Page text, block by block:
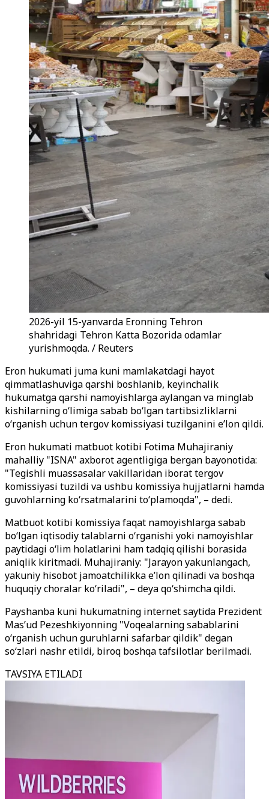
2026-yil 15-yanvarda Eronning Tehron
shahridagi Tehron Katta Bozorida odamlar
yurishmoqda. / Reuters
Eron hukumati juma kuni mamlakatdagi hayot
qimmatlashuviga qarshi boshlanib, keyinchalik
hukumatga qarshi namoyishlarga aylangan va minglab
kishilarning o‘limiga sabab bo‘lgan tartibsizliklarni
o‘rganish uchun tergov komissiyasi tuzilganini e’lon qildi.
Eron hukumati matbuot kotibi Fotima Muhajiraniy
mahalliy "ISNA" axborot agentligiga bergan bayonotida:
"Tegishli muassasalar vakillaridan iborat tergov
komissiyasi tuzildi va ushbu komissiya hujjatlarni hamda
guvohlarning ko‘rsatmalarini to‘plamoqda", – dedi.
Matbuot kotibi komissiya faqat namoyishlarga sabab
bo‘lgan iqtisodiy talablarni o‘rganishi yoki namoyishlar
paytidagi o‘lim holatlarini ham tadqiq qilishi borasida
aniqlik kiritmadi. Muhajiraniy: "Jarayon yakunlangach,
yakuniy hisobot jamoatchilikka e’lon qilinadi va boshqa
huquqiy choralar ko‘riladi", – deya qo‘shimcha qildi.
Payshanba kuni hukumatning internet saytida Prezident
Mas’ud Pezeshkiyonning "Voqealarning sabablarini
o‘rganish uchun guruhlarni safarbar qildik" degan
so‘zlari nashr etildi, biroq boshqa tafsilotlar berilmadi.
TAVSIYA ETILADI